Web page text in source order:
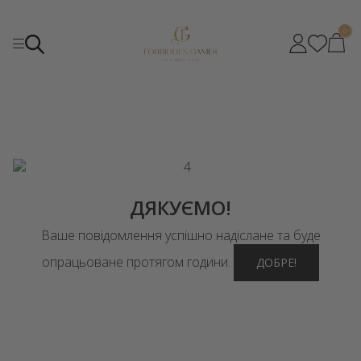
0
ДЯКУЄМО!
Ваше повідомлення успішно надіслане та буде
опрацьоване протягом години.
ДОБРЕ!